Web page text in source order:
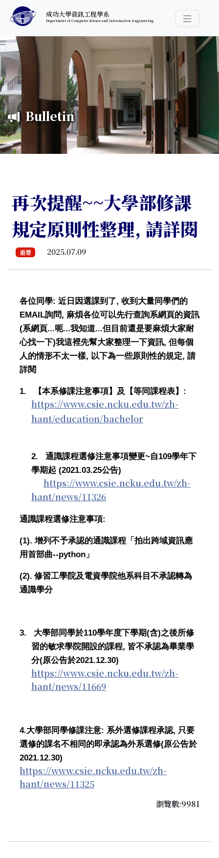
跳至中央內容區塊
成功大學資訊工程學系
Department of Computer Science and Information Engineering
導覽選
:::
Bulletin
再次提醒~~大學部修課
規定原則性整理, 請詳閱
重要 2025.07.09
各位同學: 近日因選課到了, 收到大量同學們的
EMAIL詢問, 麻煩各位可以先行查詢系網頁的資訊
(系網頁...呃...我知道...但目前還是要麻煩大家耐
心找一下)我這裡先幫大家整理一下資訊, 但每個
人的情形不太一樣, 以下為一些原則性的規定, 請
詳閱
1. 【本系修課注意事項】 及 【等同課程表】 :
https://www.csie.ncku.edu.tw/zh-
hant/education/bachelor
2. 通識課程選修注意事項變更~自109學年下
學期起 (2021.03.25公告)
https://www.csie.ncku.edu.tw/zh-
hant/news/11326
通識課程選修注意事項:
(1). 增列不予承認的通識課程「拍出跨域資訊應
用首部曲--python 」
(2). 修習工學院及電資學院他系科目不承認轉為
通識學分
3. 大學部同學於110學年度下學期(含)之後所修
習的敏求學院開設的課程, 皆不承認為畢業學
分(原公告於2021.12.30)
https://www.csie.ncku.edu.tw/zh-
hant/news/11669
4.大學部同學修課注意: 系外選修課程承認, 只要
選修的課名不相同的即承認為外系選修(原公告於
2021.12.30)
https://www.csie.ncku.edu.tw/zh-
hant/news/11325
瀏覽數:9981